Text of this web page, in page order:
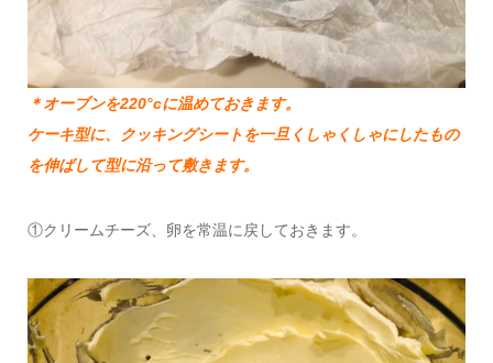
＊オーブンを220°cに温めておきます。
ケーキ型に、クッキングシートを一旦くしゃくしゃにしたもの
を伸ばして型に沿って敷きます。
①クリームチーズ、卵を常温に戻しておきます。